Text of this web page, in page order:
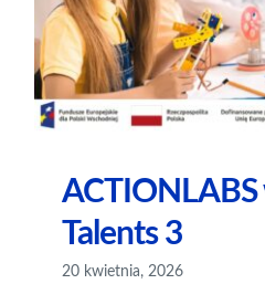
Talents 3
20 kwietnia, 2026